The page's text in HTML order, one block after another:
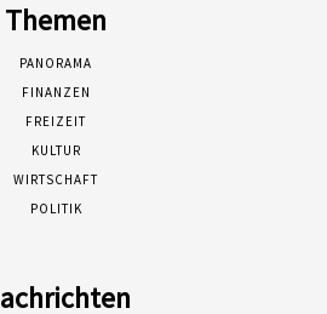
Themen
PANORAMA
FINANZEN
FREIZEIT
KULTUR
WIRTSCHAFT
POLITIK